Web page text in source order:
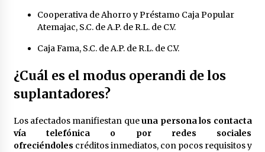
Cooperativa de Ahorro y Préstamo Caja Popular
Atemajac, S.C. de A.P. de R.L. de C.V.
Caja Fama, S.C. de A.P. de R.L. de C.V.
¿Cuál es el modus operandi de los
suplantadores?
Los afectados manifiestan queuna persona los contacta
vía telefónica o por redes sociales
ofreciéndoles créditos inmediatos, con pocos requisitos y